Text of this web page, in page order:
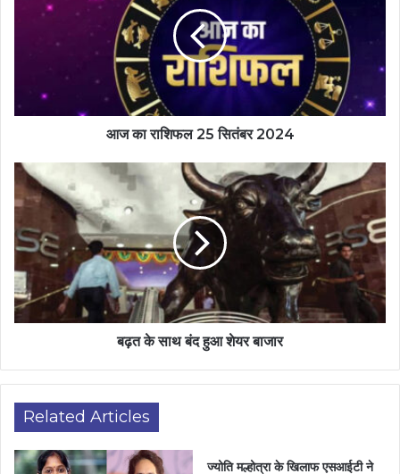
आज का राशिफल 25 सितंबर 2024
बढ़त के साथ बंद हुआ शेयर बाजार
Related Articles
ज्योति मल्होत्रा के खिलाफ एसआईटी ने